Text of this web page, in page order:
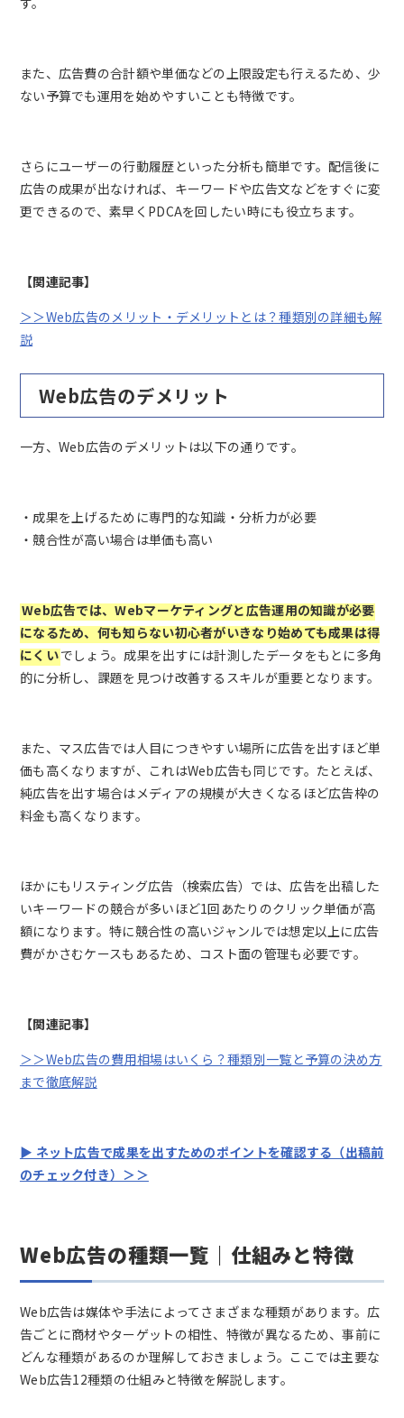
また、広告費の合計額や単価などの上限設定も行えるため、少
ない予算でも運用を始めやすいことも特徴です。
さらにユーザーの行動履歴といった分析も簡単です。配信後に
広告の成果が出なければ、キーワードや広告文などをすぐに変
更できるので、素早くPDCAを回したい時にも役立ちます。
【関連記事】
＞＞Web広告のメリット・デメリットとは？種類別の詳細も解
説
Web広告のデメリット
一方、Web広告のデメリットは以下の通りです。
・成果を上げるために専門的な知識・分析力が必要
・競合性が高い場合は単価も高い
Web広告では、Webマーケティングと広告運用の知識が必要
になるため、何も知らない初心者がいきなり始めても成果は得
にくいでしょう。成果を出すには計測したデータをもとに多角
的に分析し、課題を見つけ改善するスキルが重要となります。
また、マス広告では人目につきやすい場所に広告を出すほど単
価も高くなりますが、これはWeb広告も同じです。たとえば、
純広告を出す場合はメディアの規模が大きくなるほど広告枠の
料金も高くなります。
ほかにもリスティング広告（検索広告）では、広告を出稿した
いキーワードの競合が多いほど1回あたりのクリック単価が高
額になります。特に競合性の高いジャンルでは想定以上に広告
費がかさむケースもあるため、コスト面の管理も必要です。
【関連記事】
＞＞Web広告の費用相場はいくら？種類別一覧と予算の決め方
まで徹底解説
▶ ネット広告で成果を出すためのポイントを確認する（出稿前
のチェック付き）＞＞
Web広告の種類一覧｜仕組みと特徴
Web広告は媒体や手法によってさまざまな種類があります。広
告ごとに商材やターゲットの相性、特徴が異なるため、事前に
どんな種類があるのか理解しておきましょう。ここでは主要な
Web広告12種類の仕組みと特徴を解説します。